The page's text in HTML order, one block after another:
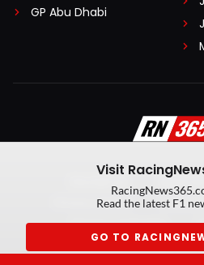
GP Abu Dhabi
Privacy Policy
Privacy manager
Visit
Read the latest F1
GO TO